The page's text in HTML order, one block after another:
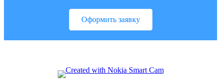
Оформить заявку